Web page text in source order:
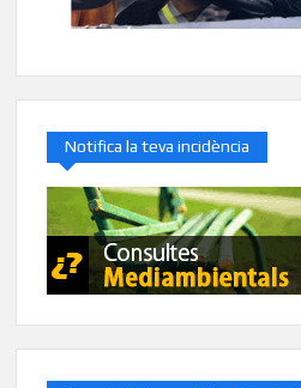
Notifica la teva incidència